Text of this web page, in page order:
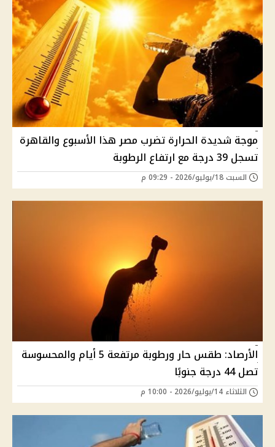
موجة شديدة الحرارة تضرب مصر هذا الأسبوع والقاهرة
تسجل 39 درجة مع ارتفاع الرطوبة
السبت 18/يوليو/2026 - 09:29 م
الأرصاد: طقس حار ورطوبة مرتفعة 5 أيام والمحسوسة
تصل 44 درجة جنوبًا
الثلاثاء 14/يوليو/2026 - 10:00 م